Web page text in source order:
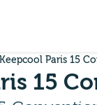
Keepcool Paris 15
15